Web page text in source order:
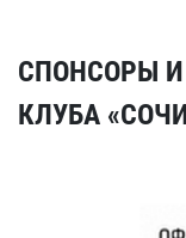
СПОНСОРЫ
КЛУБА